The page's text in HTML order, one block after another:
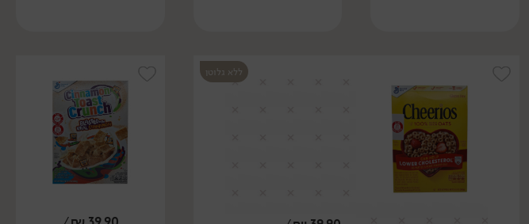
ללא גלוטן